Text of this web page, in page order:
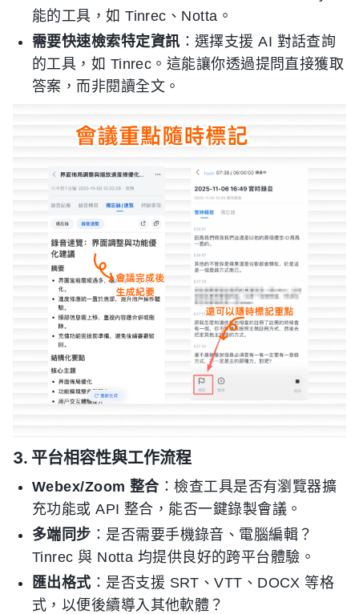
能的工具，如 Tinrec、Notta。
需要快速檢索特定資訊：選擇支援 AI 對話查詢
的工具，如 Tinrec。這能讓你透過提問直接獲取
答案，而非閱讀全文。
3. 平台相容性與工作流程
Webex/Zoom 整合：檢查工具是否有瀏覽器擴
充功能或 API 整合，能否一鍵錄製會議。
多端同步 ：是否需要手機錄音、電腦編輯？
Tinrec 與 Notta 均提供良好的跨平台體驗。
匯出格式：是否支援 SRT、VTT、DOCX 等格
式，以便後續導入其他軟體？